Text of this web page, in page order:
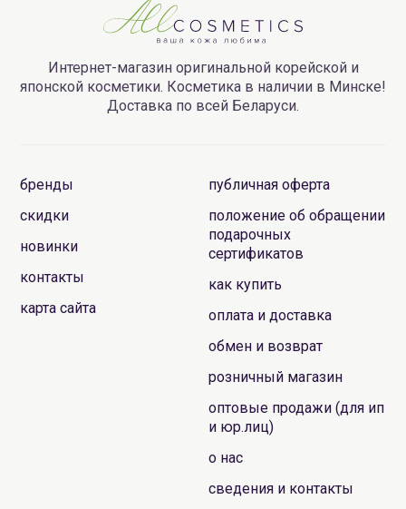
Интернет-магазин оригинальной корейской и
японской косметики. Косметика в наличии в Минске!
Доставка по всей Беларуси.
бренды
скидки
новинки
контакты
карта сайта
публичная оферта
положение об обращении
подарочных
сертификатов
как купить
оплата и доставка
обмен и возврат
розничный магазин
оптовые продажи (для ип
и юр.лиц)
о нас
сведения и контакты